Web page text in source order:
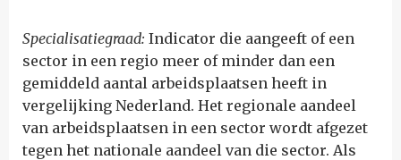
Specialisatiegraad: Indicator die aangeeft of een
sector in een regio meer of minder dan een
gemiddeld aantal arbeidsplaatsen heeft in
vergelijking Nederland. Het regionale aandeel
van arbeidsplaatsen in een sector wordt afgezet
tegen het nationale aandeel van die sector. Als